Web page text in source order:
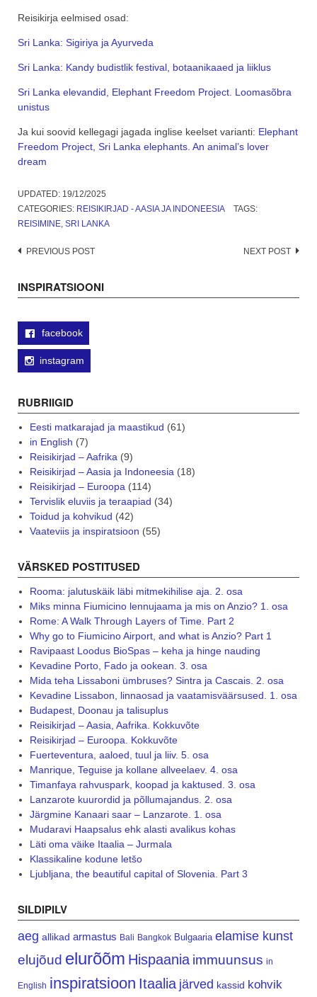
Reisikirja eelmised osad:
Sri Lanka: Sigiriya ja Ayurveda
Sri Lanka: Kandy budistlik festival, botaanikaaed ja liiklus
Sri Lanka elevandid, Elephant Freedom Project. Loomasõbra
unistus
Ja kui soovid kellegagi jagada inglise keelset varianti: Elephant
Freedom Project, Sri Lanka elephants. An animal’s lover
dream
UPDATED: 19/12/2025
CATEGORIES: REISIKIRJAD - AASIA JA INDONEESIA
TAGS:
REISIMINE, SRI LANKA
Post
PREVIOUS POST NEXT POST
INSPIRATSIOONI
facebook
instagram
RUBRIIGID
Eesti matkarajad ja maastikud (61)
in English (7)
Reisikirjad – Aafrika(9)
Reisikirjad – Aasia ja Indoneesia(18)
Reisikirjad – Euroopa(114)
Tervislik eluviis ja teraapiad (34)
Toidud ja kohvikud (42)
Vaateviis ja inspiratsioon (55)
VÄRSKED POSTITUSED
Rooma: jalutuskäik läbi mitmekihilise aja. 2. osa
Miks minna Fiumicino lennujaama ja mis on Anzio? 1. osa
Rome: A Walk Through Layers of Time. Part 2
Why go to Fiumicino Airport, and what is Anzio? Part 1
Ravipaast Loodus BioSpas – keha ja hinge nauding
Kevadine Porto, Fado ja ookean. 3. osa
Mida teha Lissaboni ümbruses? Sintra ja Cascais. 2. osa
Kevadine Lissabon, linnaosad ja vaatamisväärsused. 1. osa
Budapest, Doonau ja talisuplus
Reisikirjad – Aasia, Aafrika. Kokkuvõte
Reisikirjad – Euroopa. Kokkuvõte
Fuerteventura, aaloed, tuul ja liiv. 5. osa
Manrique, Teguise ja kollane allveelaev. 4. osa
Timanfaya rahvuspark, koopad ja kaktused. 3. osa
Lanzarote kuurordid ja põllumajandus. 2. osa
Järgmine Kanaari saar – Lanzarote. 1. osa
Mudaravi Haapsalus ehk alasti avalikus kohas
Läti oma väike Itaalia – Jurmala
Klassikaline kodune letšo
Ljubljana, the beautiful capital of Slovenia. Part 3
SILDIPILV
aeg allikad armastus Bali Bangkok Bulgaaria elamise kunst
elujõud elurõõm Hispaania immuunsus in
English inspiratsioon Itaalia järved kassid kohvik